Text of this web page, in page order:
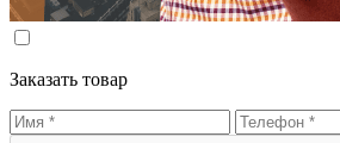
Заказать товар